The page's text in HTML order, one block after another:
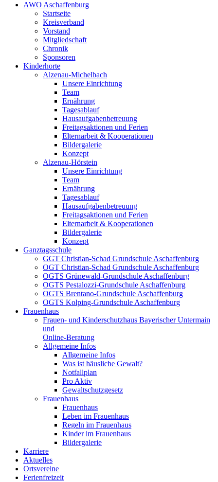
AWO Aschaffenburg
Startseite
Kreisverband
Vorstand
Mitgliedschaft
Chronik
Sponsoren
Kinderhorte
Alzenau-Michelbach
Unsere Einrichtung
Team
Ernährung
Tagesablauf
Hausaufgabenbetreuung
Freitagsaktionen und Ferien
Elternarbeit & Kooperationen
Bildergalerie
Konzept
Alzenau-Hörstein
Unsere Einrichtung
Team
Ernährung
Tagesablauf
Hausaufgabenbetreuung
Freitagsaktionen und Ferien
Elternarbeit & Kooperationen
Bildergalerie
Konzept
Ganztagsschule
GGT Christian-Schad Grundschule Aschaffenburg
OGT Christian-Schad Grundschule Aschaffenburg
OGTS Grünewald-Grundschule Aschaffenburg
OGTS Pestalozzi-Grundschule Aschaffenburg
OGTS Brentano-Grundschule Aschaffenburg
OGTS Kolping-Grundschule Aschaffenburg
Frauenhaus
Frauen- und Kinderschutzhaus Bayerischer Untermain
und
Online-Beratung
Allgemeine Infos
Allgemeine Infos
Was ist häusliche Gewalt?
Notfallplan
Pro Aktiv
Gewaltschutzgesetz
Frauenhaus
Frauenhaus
Leben im Frauenhaus
Regeln im Frauenhaus
Kinder im Frauenhaus
Bildergalerie
Karriere
Aktuelles
Ortsvereine
Ferienfreizeit